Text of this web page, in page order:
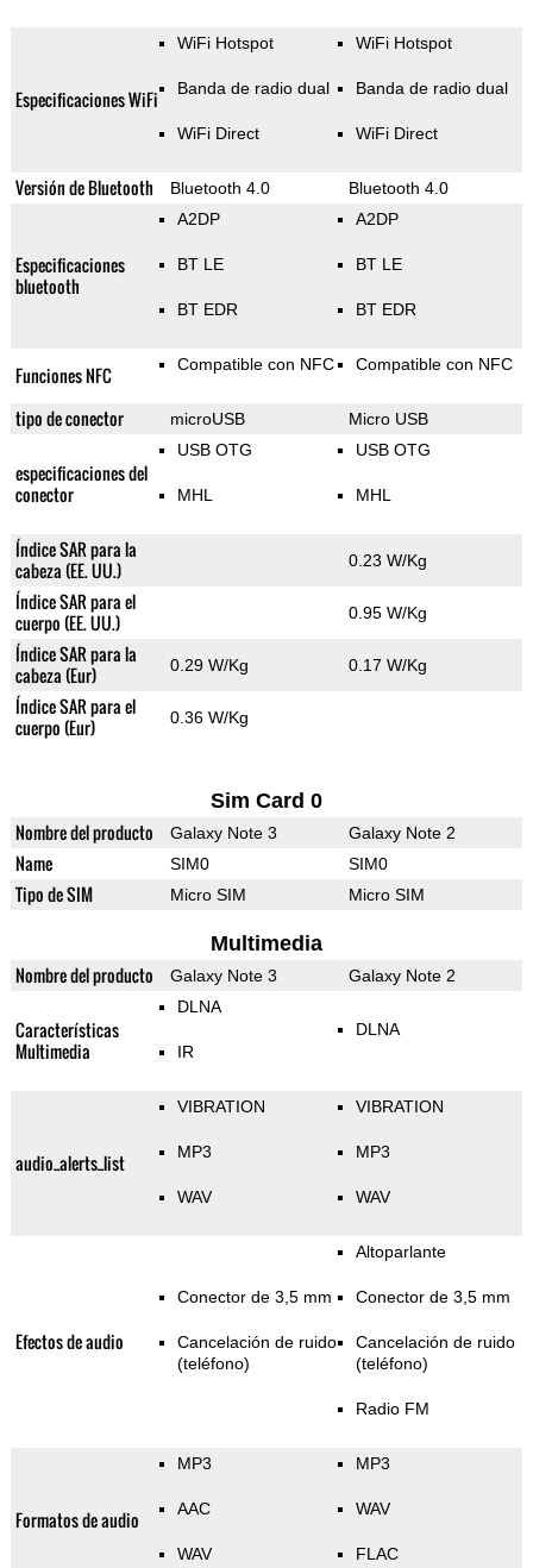
Especificaciones WiFi
WiFi Hotspot
Banda de radio dual
WiFi Direct
WiFi Hotspot
Banda de radio dual
WiFi Direct
Versión de Bluetooth Bluetooth 4.0 Bluetooth 4.0
Especificaciones
bluetooth
A2DP
BT LE
BT EDR
A2DP
BT LE
BT EDR
Funciones NFC Compatible con NFC Compatible con NFC
tipo de conector microUSB Micro USB
especificaciones del
conector
USB OTG
MHL
USB OTG
MHL
Índice SAR para la
cabeza (EE. UU.)
0.23 W/Kg
Índice SAR para el
cuerpo (EE. UU.)
0.95 W/Kg
Índice SAR para la
cabeza (Eur)
0.29 W/Kg 0.17 W/Kg
Índice SAR para el
cuerpo (Eur)
0.36 W/Kg
Sim Card 0
Nombre del producto Galaxy Note 3 Galaxy Note 2
Name SIM0 SIM0
Tipo de SIM Micro SIM Micro SIM
Multimedia
Nombre del producto Galaxy Note 3 Galaxy Note 2
Características
Multimedia
DLNA
IR
DLNA
audio_alerts_list
VIBRATION
MP3
WAV
VIBRATION
MP3
WAV
Efectos de audio
Conector de 3,5 mm
Cancelación de ruido
(teléfono)
Altoparlante
Conector de 3,5 mm
Cancelación de ruido
(teléfono)
Radio FM
Formatos de audio
MP3
AAC
WAV
MP3
WAV
FLAC